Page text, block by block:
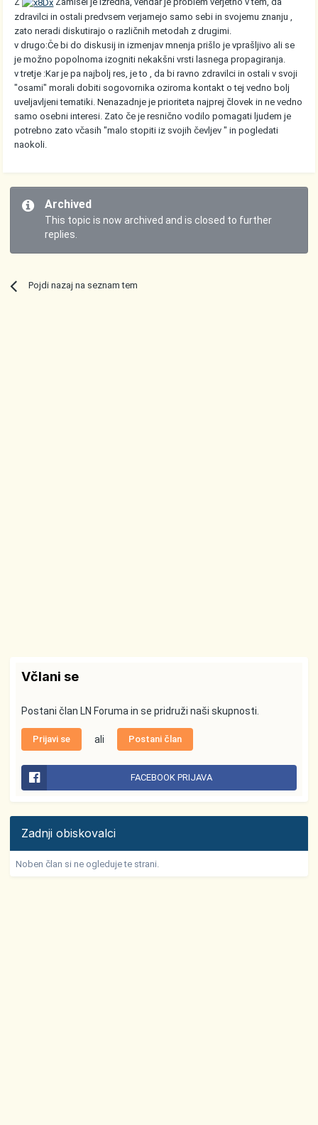
zdravilci in ostali predvsem verjamejo samo sebi in svojemu znanju ,
zato neradi diskutirajo o različnih metodah z drugimi.
v drugo:Če bi do diskusij in izmenjav mnenja prišlo je vprašljivo ali se
je možno popolnoma izogniti nekakšni vrsti lasnega propagiranja.
v tretje :Kar je pa najbolj res, je to , da bi ravno zdravilci in ostali v svoji
"osami" morali dobiti sogovornika oziroma kontakt o tej vedno bolj
uveljavljeni tematiki. Nenazadnje je prioriteta najprej človek in ne vedno
samo osebni interesi. Zato če je resnično vodilo pomagati ljudem je
potrebno zato včasih "malo stopiti iz svojih čevljev " in pogledati
naokoli.
Archived
This topic is now archived and is closed to further
replies.
Pojdi nazaj na seznam tem
Včlani se
Postani član LN Foruma in se pridruži naši skupnosti.
Prijavi se ali Postani član
FACEBOOK PRIJAVA
Zadnji obiskovalci
Noben član si ne ogleduje te strani.